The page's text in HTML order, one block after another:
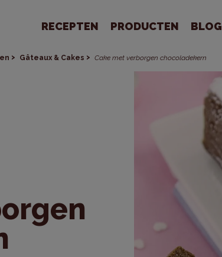
RECEPTEN PRODUCTEN BLOG
Gâteaux & Cakes Cake met verborgen chocoladekern